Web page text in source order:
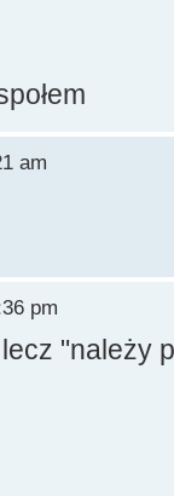
am
pm
"należy